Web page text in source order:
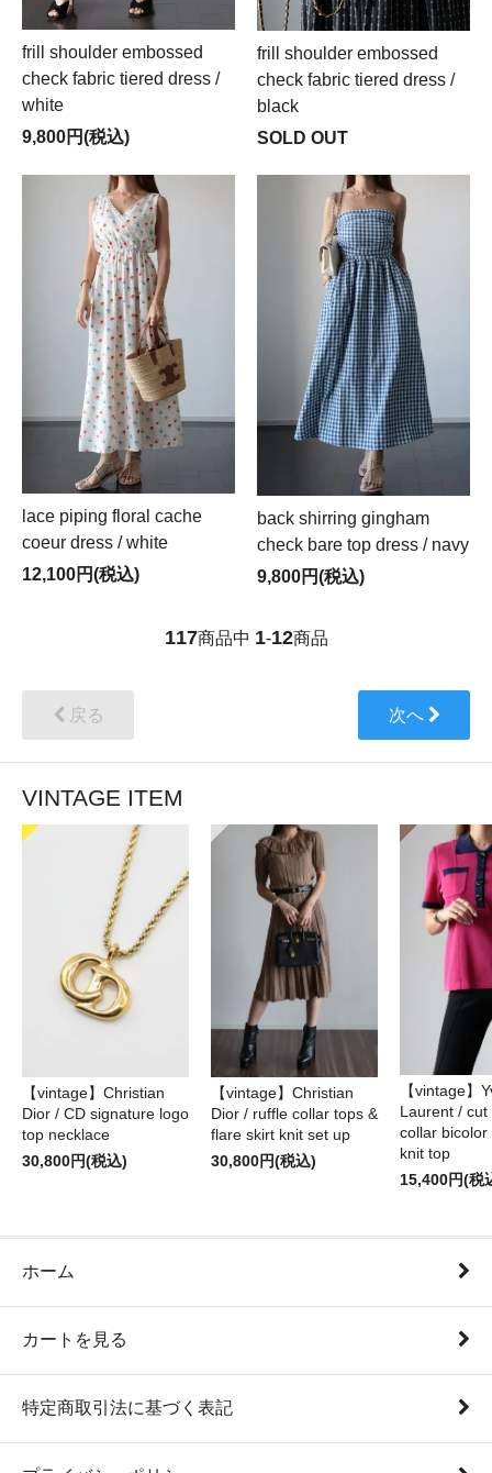
frill shoulder embossed
check fabric tiered dress /
white
9,800円(税込)
frill shoulder embossed
check fabric tiered dress /
black
SOLD OUT
lace piping floral cache
coeur dress / white
12,100円(税込)
back shirring gingham
check bare top dress / navy
9,800円(税込)
117商品中 1-12商品
戻る 次へ
VINTAGE ITEM
【vintage】Christian
Dior / CD signature logo
top necklace
30,800円(税込)
【vintage】Christian
Dior / ruffle collar tops &
flare skirt knit set up
30,800円(税込)
【vintage】
Laurent / cut
collar bicolor
knit top
15,400円(税
ホーム
カートを見る
特定商取引法に基づく表記